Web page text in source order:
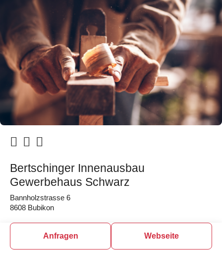
Bertschinger Innenausbau
Gewerbehaus Schwarz
Bannholzstrasse 6
8608 Bubikon
Anfragen Webseite